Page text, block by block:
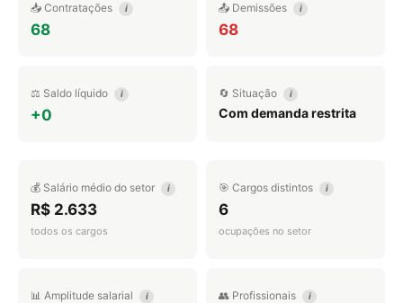
📥 Contratações i
68
📤 Demissões i
68
⚖️ Saldo líquido i
+0
🔄 Situação i
Com demanda restrita
💰 Salário médio do setor i
R$ 2.633
todos os cargos
🎯 Cargos distintos i
6
ocupações no setor
📊 Amplitude salarial i 👥 Profissionais i